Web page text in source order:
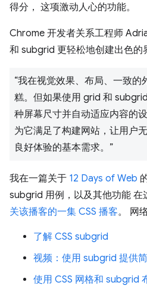
得分， 这项激动人心的功能。
Chrome 开发者关系工程师
和 subgrid 更轻松地创建出色的
“我在视觉效果、布局、一致
糕。但如果使用 grid 和
种屏幕尺寸并自动适应内容的
为它满足了构建网站，让用户
良好体验的基本需求。”
我在一篇关于 12 Days of Web
subgrid 用例，以及其他功能 在
关该播客的一集 CSS 播客。 网
了解 CSS subgrid
视频：使用 subgrid 提供
使用 CSS 网格和 subgrid